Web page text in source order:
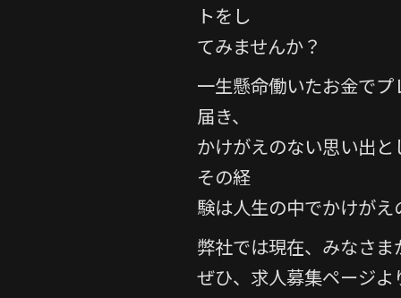
トをし
てみませんか？
一生懸命働いたお金で
届き、
かけがえのない思い出
その経
験は人生の中でかけが
弊社では現在、みなさ
ぜひ、求人募集ページ